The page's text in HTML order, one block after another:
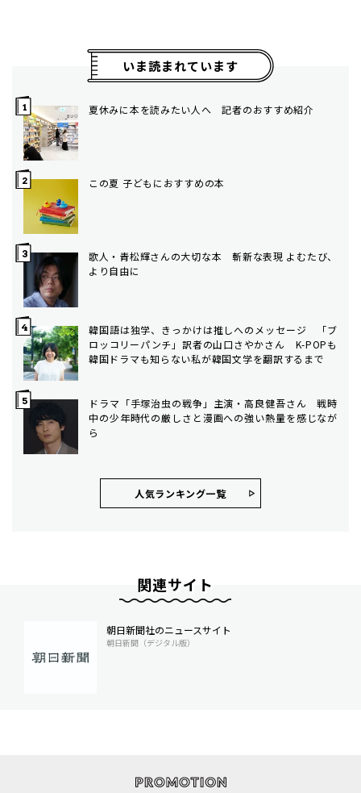
いま読まれています
夏休みに本を読みたい人へ 記者のおすすめ紹介
この夏 子どもにおすすめの本
歌人・青松輝さんの大切な本 斬新な表現 よむたび、
より自由に
韓国語は独学、きっかけは推しへのメッセージ 「ブ
ロッコリーパンチ」訳者の山口さやかさん K-POPも
韓国ドラマも知らない私が韓国文学を翻訳するまで
ドラマ「手塚治虫の戦争」主演・高良健吾さん 戦時
中の少年時代の厳しさと漫画への強い熱量を感じなが
ら
人気ランキング⼀覧
関連サイト
朝日新聞社のニュースサイト
朝日新聞（デジタル版）